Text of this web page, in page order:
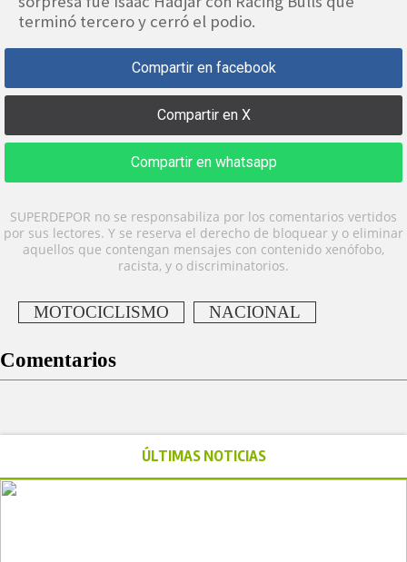
terminó tercero y cerró el podio.
Compartir en facebook
Compartir en X
Compartir en whatsapp
SUPERDEPOR no se responsabiliza por los comentarios vertidos
por sus lectores. Y se reserva el derecho de bloquear y o eliminar
aquellos que contengan mensajes con contenido xenófobo,
racista, y o discriminatorios.
MOTOCICLISMO NACIONAL
Comentarios
ÚLTIMAS NOTICIAS